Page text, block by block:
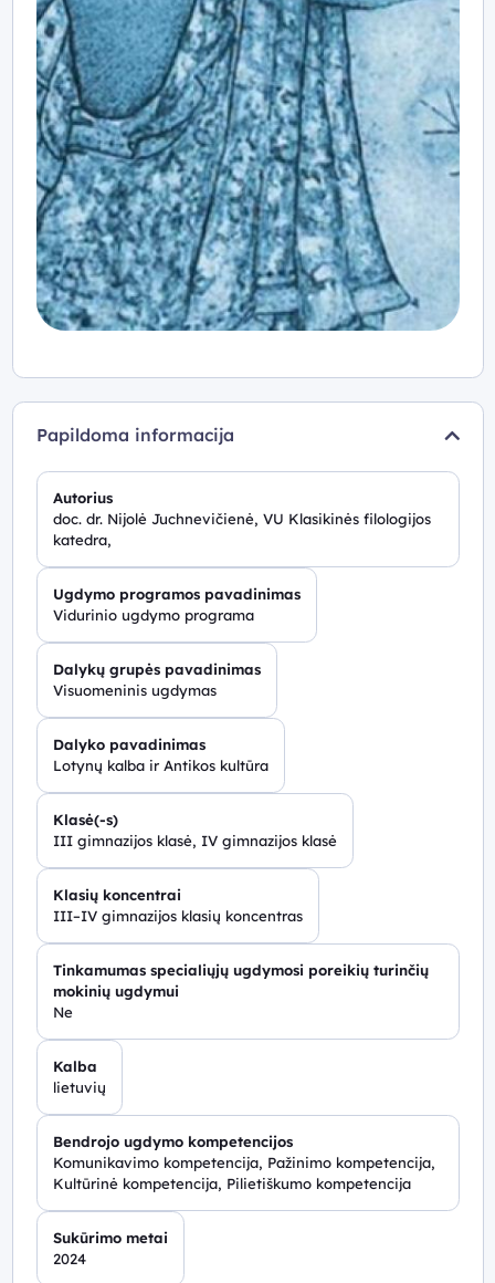
Papildoma informacija
Autorius
doc. dr. Nijolė Juchnevičienė, VU Klasikinės filologijos
katedra,
Ugdymo programos pavadinimas
Vidurinio ugdymo programa
Dalykų grupės pavadinimas
Visuomeninis ugdymas
Dalyko pavadinimas
Lotynų kalba ir Antikos kultūra
Klasė(-s)
III gimnazijos klasė, IV gimnazijos klasė
Klasių koncentrai
III–IV gimnazijos klasių koncentras
Tinkamumas specialiųjų ugdymosi poreikių turinčių
mokinių ugdymui
Ne
Kalba
lietuvių
Bendrojo ugdymo kompetencijos
Komunikavimo kompetencija, Pažinimo kompetencija,
Kultūrinė kompetencija, Pilietiškumo kompetencija
Sukūrimo metai
2024